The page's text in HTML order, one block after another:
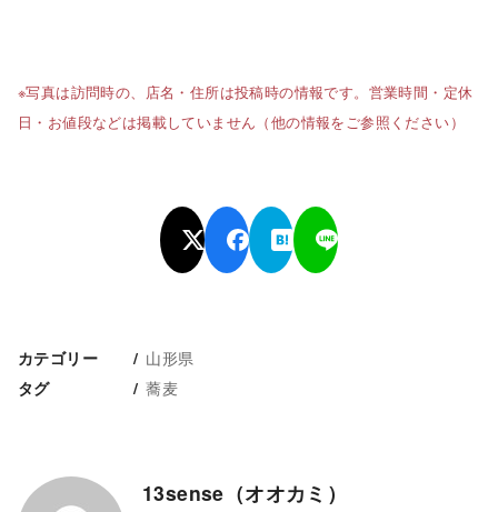
※写真は訪問時の、店名・住所は投稿時の情報です。営業時間・定休
日・お値段などは掲載していません（他の情報をご参照ください）
カテゴリー 山形県
タグ 蕎麦
13sense（オオカミ）